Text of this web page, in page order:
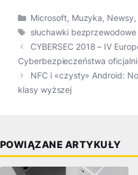
Kategorie
Microsoft, Muzyka, Newsy,
Tagi
słuchawki bezprzewodowe
CYBERSEC 2018 – IV
Cyberbezpieczeństwa
NFC i «czysty» Android:
klasy wyższej
POWIĄZANE ARTYKUŁY